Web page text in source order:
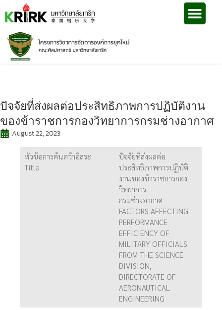
ปัจจัยที่ส่งผลต่อประสิทธิภาพการปฏิบัติงาน
ของข้าราชการกองวิทยาการกรมช่างอากาศ
August 22, 2023
หัวข้อการค้นคว้าอิสระ
Title
ปัจจัยที่ส่งผลต่อ
ประสิทธิภาพการปฏิบัติ
งานของข้าราชการกอง
วิทยาการ
กรมช่างอากาศ
FACTORS AFFECTING
PERFORMANCE
EFFICIENCY OF
MILITARY OFFICIALS
FROM THE SCIENCE
DIVISION,
DIRECTORATE OF
AERONAUTICAL
ENGINEERING